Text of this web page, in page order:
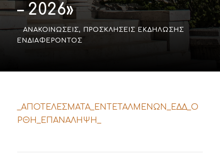
– 2026»
ΑΝΑΚΟΙΝΏΣΕΙΣ,
ΠΡΟΣΚΛΉΣΕΙΣ ΕΚΔΉΛΩΣΗΣ
ΕΝΔΙΑΦΈΡΟΝΤΟΣ
_ΑΠΟΤΕΛΕΣΜΑΤΑ_ΕΝΤΕΤΑΛΜΕΝΩΝ_ΕΔΔ_Ο
ΡΘΗ_ΕΠΑΝΑΛΗΨΗ_